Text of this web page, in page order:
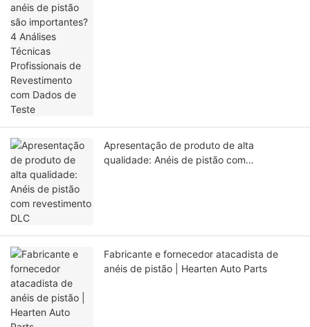
Apresentação de produto de alta
qualidade: Anéis de pistão com
Fabricante e fornecedor atacadista de
anéis de pistão | Hearten Auto Parts